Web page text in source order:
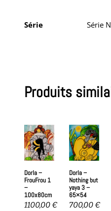
Série Série
Produits
Dorla –
FrouFrou 1
–
100x80cm
1100,00 €
Dorla –
Nothing but
yaya 3 –
65×54
700,00 €